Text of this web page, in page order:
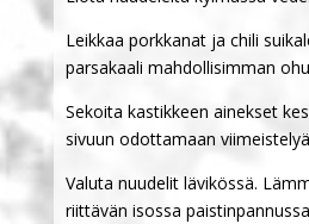
Leikkaa porkkanat ja chili
parsakaali mahdollisimman
Sekoita kastikkeen ainekset
sivuun odottamaan
Valuta nuudelit lävikössä.
riittävän isossa